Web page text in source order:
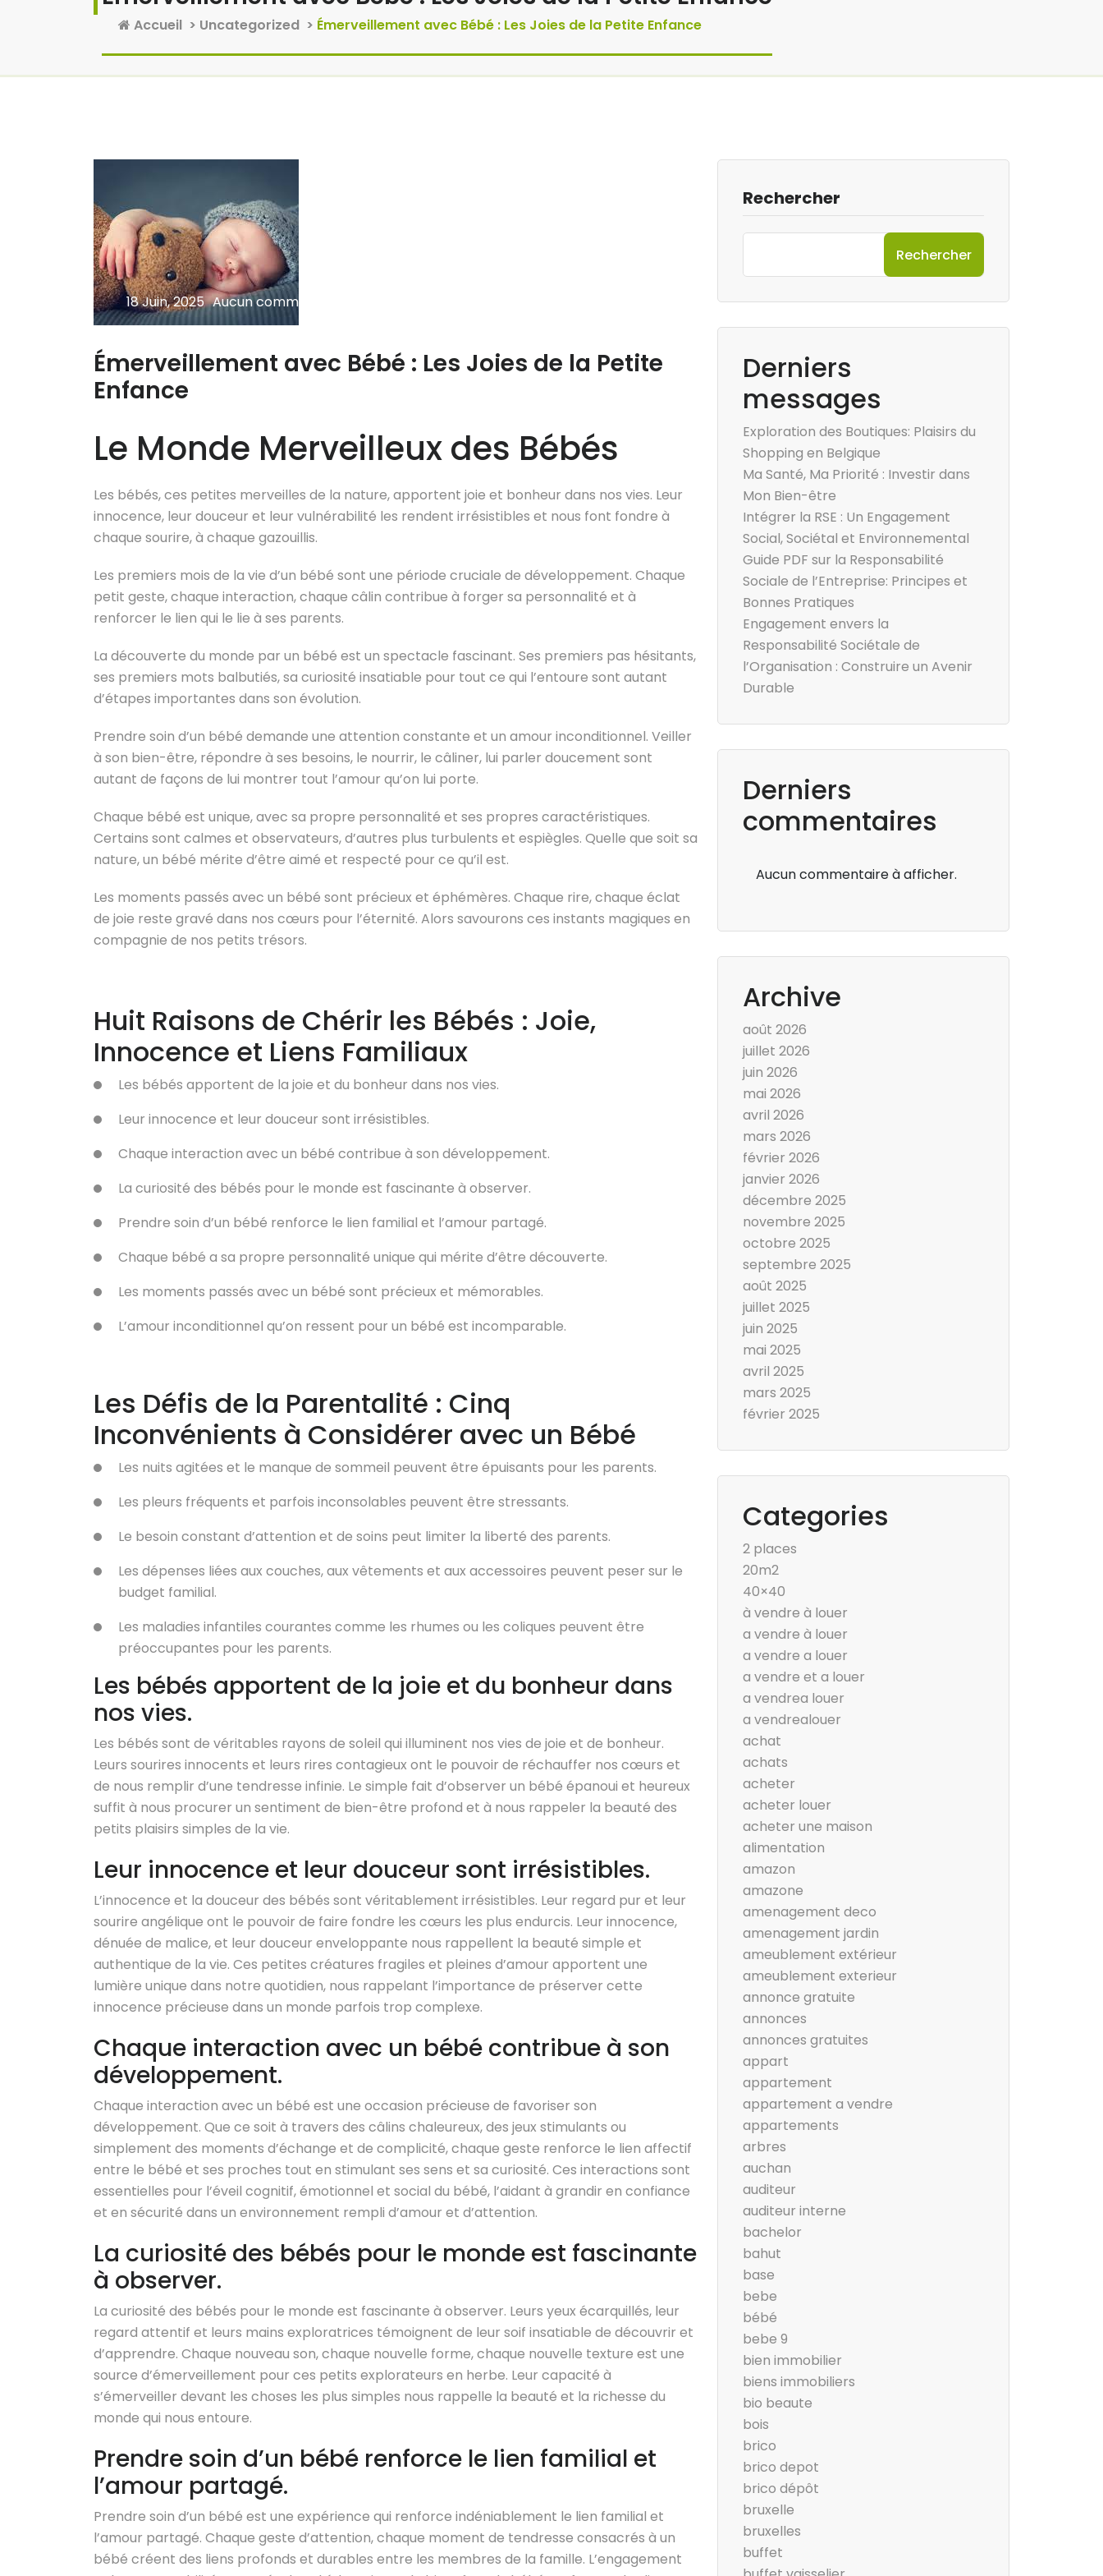
Accueil > Uncategorized > Émerveillement avec Bébé : Les Joies de la Petite Enfance
18 Juin, 2025 Aucun commentaire
Émerveillement avec Bébé : Les Joies de la Petite
Enfance
Le Monde Merveilleux des Bébés
Les bébés, ces petites merveilles de la nature, apportent joie et bonheur dans nos vies. Leur
innocence, leur douceur et leur vulnérabilité les rendent irrésistibles et nous font fondre à
chaque sourire, à chaque gazouillis.
Les premiers mois de la vie d’un bébé sont une période cruciale de développement. Chaque
petit geste, chaque interaction, chaque câlin contribue à forger sa personnalité et à
renforcer le lien qui le lie à ses parents.
La découverte du monde par un bébé est un spectacle fascinant. Ses premiers pas hésitants,
ses premiers mots balbutiés, sa curiosité insatiable pour tout ce qui l’entoure sont autant
d’étapes importantes dans son évolution.
Prendre soin d’un bébé demande une attention constante et un amour inconditionnel. Veiller
à son bien-être, répondre à ses besoins, le nourrir, le câliner, lui parler doucement sont
autant de façons de lui montrer tout l’amour qu’on lui porte.
Chaque bébé est unique, avec sa propre personnalité et ses propres caractéristiques.
Certains sont calmes et observateurs, d’autres plus turbulents et espiègles. Quelle que soit sa
nature, un bébé mérite d’être aimé et respecté pour ce qu’il est.
Les moments passés avec un bébé sont précieux et éphémères. Chaque rire, chaque éclat
de joie reste gravé dans nos cœurs pour l’éternité. Alors savourons ces instants magiques en
compagnie de nos petits trésors.
Huit Raisons de Chérir les Bébés : Joie,
Innocence et Liens Familiaux
Les bébés apportent de la joie et du bonheur dans nos vies.
Leur innocence et leur douceur sont irrésistibles.
Chaque interaction avec un bébé contribue à son développement.
La curiosité des bébés pour le monde est fascinante à observer.
Prendre soin d’un bébé renforce le lien familial et l’amour partagé.
Chaque bébé a sa propre personnalité unique qui mérite d’être découverte.
Les moments passés avec un bébé sont précieux et mémorables.
L’amour inconditionnel qu’on ressent pour un bébé est incomparable.
Les Défis de la Parentalité : Cinq
Inconvénients à Considérer avec un Bébé
Les nuits agitées et le manque de sommeil peuvent être épuisants pour les parents.
Les pleurs fréquents et parfois inconsolables peuvent être stressants.
Le besoin constant d’attention et de soins peut limiter la liberté des parents.
Les dépenses liées aux couches, aux vêtements et aux accessoires peuvent peser sur le
budget familial.
Les maladies infantiles courantes comme les rhumes ou les coliques peuvent être
préoccupantes pour les parents.
Les bébés apportent de la joie et du bonheur dans
nos vies.
Les bébés sont de véritables rayons de soleil qui illuminent nos vies de joie et de bonheur.
Leurs sourires innocents et leurs rires contagieux ont le pouvoir de réchauffer nos cœurs et
de nous remplir d’une tendresse infinie. Le simple fait d’observer un bébé épanoui et heureux
suffit à nous procurer un sentiment de bien-être profond et à nous rappeler la beauté des
petits plaisirs simples de la vie.
Leur innocence et leur douceur sont irrésistibles.
L’innocence et la douceur des bébés sont véritablement irrésistibles. Leur regard pur et leur
sourire angélique ont le pouvoir de faire fondre les cœurs les plus endurcis. Leur innocence,
dénuée de malice, et leur douceur enveloppante nous rappellent la beauté simple et
authentique de la vie. Ces petites créatures fragiles et pleines d’amour apportent une
lumière unique dans notre quotidien, nous rappelant l’importance de préserver cette
innocence précieuse dans un monde parfois trop complexe.
Chaque interaction avec un bébé contribue à son
développement.
Chaque interaction avec un bébé est une occasion précieuse de favoriser son
développement. Que ce soit à travers des câlins chaleureux, des jeux stimulants ou
simplement des moments d’échange et de complicité, chaque geste renforce le lien affectif
entre le bébé et ses proches tout en stimulant ses sens et sa curiosité. Ces interactions sont
essentielles pour l’éveil cognitif, émotionnel et social du bébé, l’aidant à grandir en confiance
et en sécurité dans un environnement rempli d’amour et d’attention.
La curiosité des bébés pour le monde est fascinante
à observer.
La curiosité des bébés pour le monde est fascinante à observer. Leurs yeux écarquillés, leur
regard attentif et leurs mains exploratrices témoignent de leur soif insatiable de découvrir et
d’apprendre. Chaque nouveau son, chaque nouvelle forme, chaque nouvelle texture est une
source d’émerveillement pour ces petits explorateurs en herbe. Leur capacité à
s’émerveiller devant les choses les plus simples nous rappelle la beauté et la richesse du
monde qui nous entoure.
Prendre soin d’un bébé renforce le lien familial et
l’amour partagé.
Prendre soin d’un bébé est une expérience qui renforce indéniablement le lien familial et
l’amour partagé. Chaque geste d’attention, chaque moment de tendresse consacrés à un
bébé créent des liens profonds et durables entre les membres de la famille. L’engagement
Rechercher
Rechercher
Derniers
messages
Exploration des Boutiques: Plaisirs du
Shopping en Belgique
Ma Santé, Ma Priorité : Investir dans
Mon Bien-être
Intégrer la RSE : Un Engagement
Social, Sociétal et Environnemental
Guide PDF sur la Responsabilité
Sociale de l’Entreprise: Principes et
Bonnes Pratiques
Engagement envers la
Responsabilité Sociétale de
l’Organisation : Construire un Avenir
Durable
Derniers
commentaires
Aucun commentaire à afficher.
Archive
août 2026
juillet 2026
juin 2026
mai 2026
avril 2026
mars 2026
février 2026
janvier 2026
décembre 2025
novembre 2025
octobre 2025
septembre 2025
août 2025
juillet 2025
juin 2025
mai 2025
avril 2025
mars 2025
février 2025
Categories
2 places
20m2
40×40
à vendre à louer
a vendre à louer
a vendre a louer
a vendre et a louer
a vendrea louer
a vendrealouer
achat
achats
acheter
acheter louer
acheter une maison
alimentation
amazon
amazone
amenagement deco
amenagement jardin
ameublement extérieur
ameublement exterieur
annonce gratuite
annonces
annonces gratuites
appart
appartement
appartement a vendre
appartements
arbres
auchan
auditeur
auditeur interne
bachelor
bahut
base
bebe
bébé
bebe 9
bien immobilier
biens immobiliers
bio beaute
bois
brico
brico depot
brico dépôt
bruxelle
bruxelles
buffet